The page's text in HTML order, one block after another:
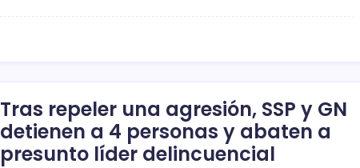
Tras repeler una agresión, SSP y GN
detienen a 4 personas y abaten a
presunto líder delincuencial